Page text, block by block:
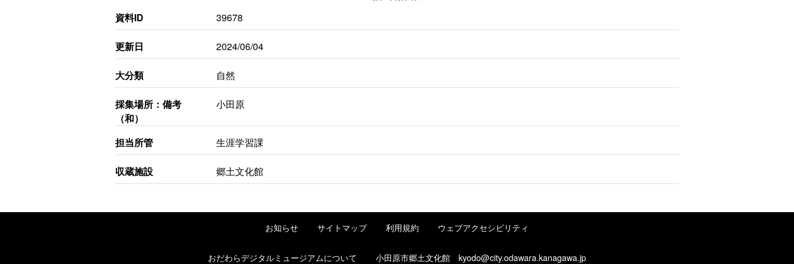
資料ID 39678
更新日 2024/06/04
大分類 自然
採集場所：備考
（和）
小田原
担当所管 生涯学習課
収蔵施設 郷土文化館
お知らせ サイトマップ 利用規約 ウェブアクセシビリティ
おだわらデジタルミュージアムについて 小田原市郷土文化館 kyodo@city.odawara.kanagawa.jp